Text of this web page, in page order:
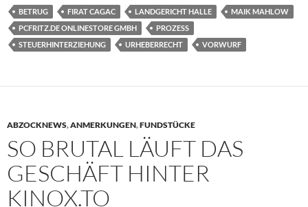
BETRUG FIRAT CAGAC LANDGERICHT HALLE
MAIK MAHLOW
PCFRITZ.DE ONLINESTORE GMBH
PROZESS
STEUERHINTERZIEHUNG
URHEBERRECHT VORWURF
ABZOCKNEWS,ANMERKUNGEN,FUNDSTÜCKE
SO BRUTAL LÄUFT DAS
GESCHÄFT HINTER
KINOX.TO